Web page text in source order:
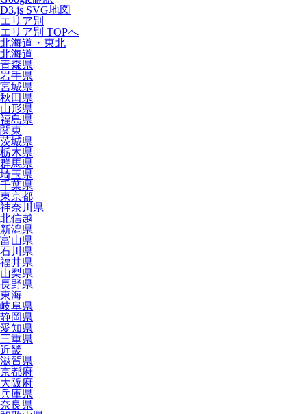
D3.js SVG地図
エリア別
エリア別 TOPへ
北海道・東北
北海道
青森県
岩手県
宮城県
秋田県
山形県
福島県
関東
茨城県
栃木県
群馬県
埼玉県
千葉県
東京都
神奈川県
北信越
新潟県
富山県
石川県
福井県
山梨県
長野県
東海
岐阜県
静岡県
愛知県
三重県
近畿
滋賀県
京都府
大阪府
兵庫県
奈良県